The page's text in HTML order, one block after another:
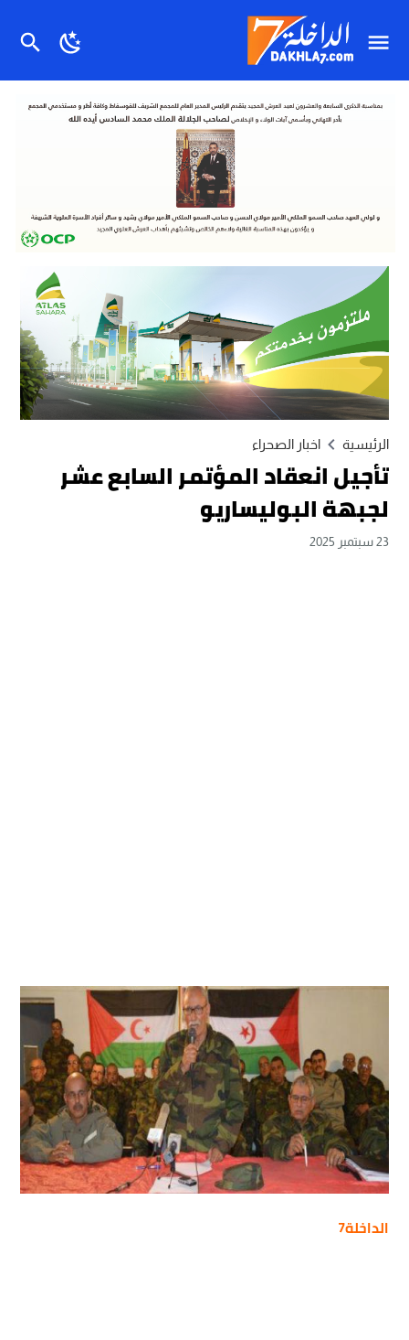
الرئيسية اخبار الصحراء
تأجيل انعقاد المؤتمر السابع عشر
لجبهة البوليساريو
23 سبتمبر 2025
الداخلة7